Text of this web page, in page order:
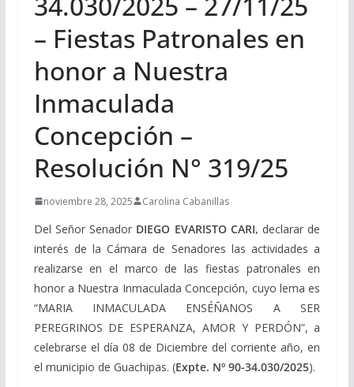
– Fiestas Patronales en
honor a Nuestra
Inmaculada
Concepción –
Resolución N° 319/25
noviembre 28, 2025 Carolina Cabanillas
Del Señor Senador DIEGO EVARISTO CARI, declarar de
interés de la Cámara de Senadores las actividades a
realizarse en el marco de las fiestas patronales en
honor a Nuestra Inmaculada Concepción, cuyo lema es
“MARIA INMACULADA ENSÉÑANOS A SER
PEREGRINOS DE ESPERANZA, AMOR Y PERDÓN”, a
celebrarse el día 08 de Diciembre del corriente año, en
el municipio de Guachipas. (Expte. Nº 90-34.030/2025).